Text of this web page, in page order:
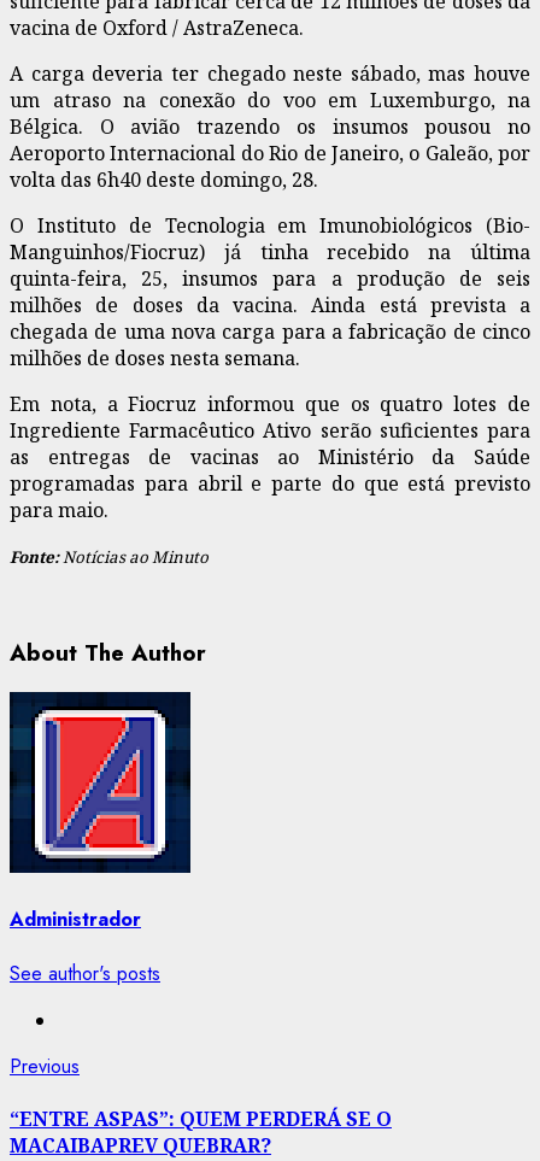
vacina de Oxford / AstraZeneca.
A carga deveria ter chegado neste sábado, mas houve
um atraso na conexão do voo em Luxemburgo, na
Bélgica. O avião trazendo os insumos pousou no
Aeroporto Internacional do Rio de Janeiro, o Galeão, por
volta das 6h40 deste domingo, 28.
O Instituto de Tecnologia em Imunobiológicos (Bio-
Manguinhos/Fiocruz) já tinha recebido na última
quinta-feira, 25, insumos para a produção de seis
milhões de doses da vacina. Ainda está prevista a
chegada de uma nova carga para a fabricação de cinco
milhões de doses nesta semana.
Em nota, a Fiocruz informou que os quatro lotes de
Ingrediente Farmacêutico Ativo serão suficientes para
as entregas de vacinas ao Ministério da Saúde
programadas para abril e parte do que está previsto
para maio.
Fonte:Notícias ao Minuto
About The Author
Administrador
See author's posts
Post
navigation
Previous
“ENTRE ASPAS”: QUEM PERDERÁ SE O
MACAIBAPREV QUEBRAR?